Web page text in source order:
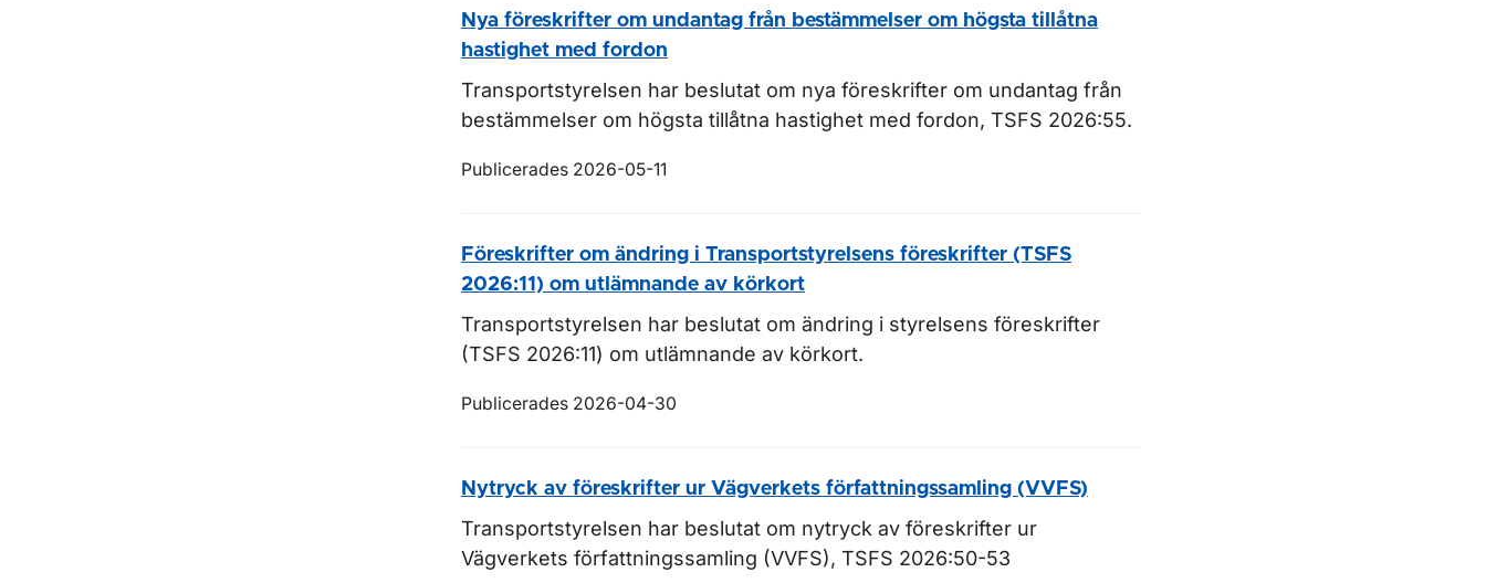
Nya föreskrifter om undantag från bestämmelser om högsta tillåtna
hastighet med fordon
Transportstyrelsen har beslutat om nya föreskrifter om undantag från
bestämmelser om högsta tillåtna hastighet med fordon, TSFS 2026:55.
Publicerades 2026-05-11
Föreskrifter om ändring i Transportstyrelsens föreskrifter (TSFS
2026:11) om utlämnande av körkort
Transportstyrelsen har beslutat om ändring i styrelsens föreskrifter
(TSFS 2026:11) om utlämnande av körkort.
Publicerades 2026-04-30
Nytryck av föreskrifter ur Vägverkets författningssamling (VVFS)
Transportstyrelsen har beslutat om nytryck av föreskrifter ur
Vägverkets författningssamling (VVFS), TSFS 2026:50-53